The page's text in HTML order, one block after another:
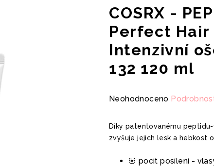
COSRX -
Perfect
Intenzivní
132 120 ml
Průměrné
produktu
0,0
Neohodnoceno
Díky patentovanému
zvyšuje jejich lesk a hebkost
🌸 pocit posílení -